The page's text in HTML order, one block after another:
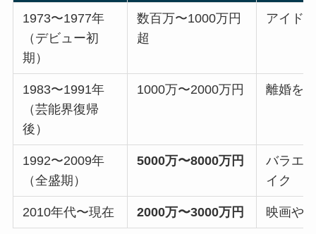
1973〜1977年
（デビュー初
期）
数百万〜1000万円
超
アイド
1983〜1991年
（芸能界復帰
後）
1000万〜2000万円 離婚を
1992〜2009年
（全盛期）
5000万〜8000万円
バラエ
イク
2010年代〜現在 2000万〜3000万円 映画や